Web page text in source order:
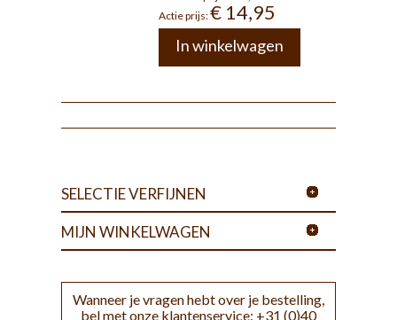
Actie prijs:€ 14,95
In winkelwagen
SELECTIE VERFIJNEN
MIJN WINKELWAGEN
Wanneer je vragen hebt over je bestelling,
bel met onze klantenservice: +31 (0)40